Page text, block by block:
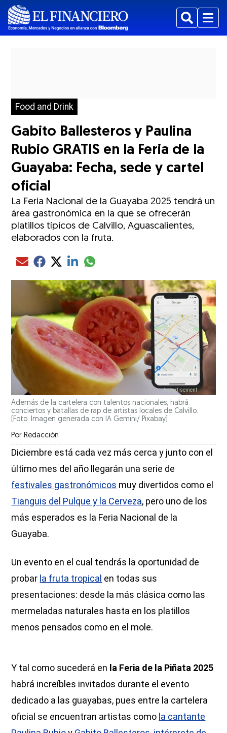
BuscarMenu
Food and Drink
Gabito Ballesteros y Paulina
Rubio GRATIS en la Feria de la
Guayaba: Fecha, sede y cartel
oficial
La Feria Nacional de la Guayaba 2025 tendrá un
área gastronómica en la que se ofrecerán
platillos típicos de Calvillo, Aguascalientes,
elaborados con la fruta.
Compartir el artículo actual mediante Email
Compartir el artículo actual mediante Facebook
Compartir el artículo actual mediante Twitter
Compartir el artículo actual mediante LinkedIn
Compartir el artículo actual mediante
Además de la cartelera con talentos nacionales, habrá
conciertos y batallas de rap de artistas locales de Calvillo.
(Foto: Imagen generada con IA Gemini/ Pixabay)
Por Redacción
Diciembre está cada vez más cerca y junto con el
último mes del año llegarán una serie de
festivales gastronómicos muy divertidos como el
Tianguis del Pulque y la Cerveza, pero uno de los
más esperados es la Feria Nacional de la
Guayaba.
Un evento en el cual tendrás la oportunidad de
probar la fruta tropical en todas sus
presentaciones: desde la más clásica como las
mermeladas naturales hasta en los platillos
menos pensados como en el mole.
Y tal como sucederá en la Feria de la Piñata 2025
habrá increíbles invitados durante el evento
dedicado a las guayabas, pues entre la cartelera
oficial se encuentran artistas como la cantante